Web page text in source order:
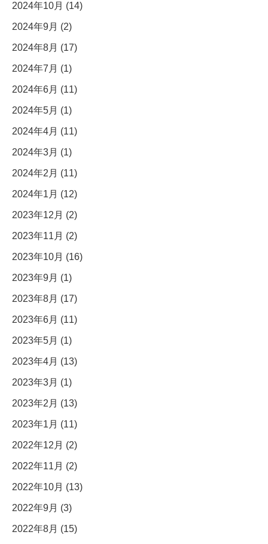
2024年10月 (14)
2024年9月 (2)
2024年8月 (17)
2024年7月 (1)
2024年6月 (11)
2024年5月 (1)
2024年4月 (11)
2024年3月 (1)
2024年2月 (11)
2024年1月 (12)
2023年12月 (2)
2023年11月 (2)
2023年10月 (16)
2023年9月 (1)
2023年8月 (17)
2023年6月 (11)
2023年5月 (1)
2023年4月 (13)
2023年3月 (1)
2023年2月 (13)
2023年1月 (11)
2022年12月 (2)
2022年11月 (2)
2022年10月 (13)
2022年9月 (3)
2022年8月 (15)